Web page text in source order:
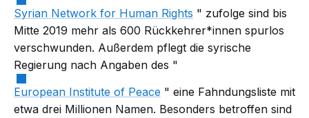
Syrian Network for Human Rights " zufolge sind bis
Mitte 2019 mehr als 600 Rückkehrer*innen spurlos
verschwunden. Außerdem pflegt die syrische
Regierung nach Angaben des "
European Institute of Peace " eine Fahndungsliste mit
etwa drei Millionen Namen. Besonders betroffen sind